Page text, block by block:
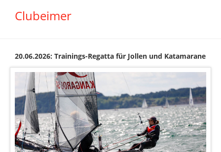
Clubeimer
20.06.2026: Trainings-Regatta für Jollen und Katamarane